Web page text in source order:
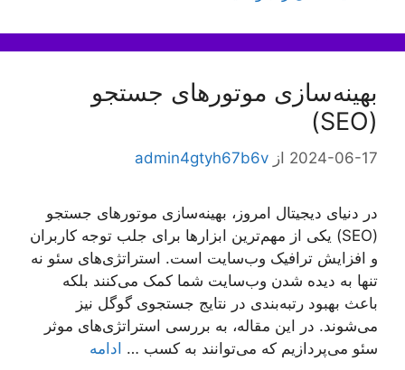
بهینه‌سازی موتورهای جستجو
(SEO)
2024-06-17 از admin4gtyh67b6v
در دنیای دیجیتال امروز، بهینه‌سازی موتورهای جستجو
(SEO) یکی از مهم‌ترین ابزارها برای جلب توجه کاربران
و افزایش ترافیک وب‌سایت است. استراتژی‌های سئو نه
تنها به دیده شدن وب‌سایت شما کمک می‌کنند بلکه
باعث بهبود رتبه‌بندی در نتایج جستجوی گوگل نیز
می‌شوند. در این مقاله، به بررسی استراتژی‌های موثر
سئو می‌پردازیم که می‌توانند به کسب … ادامه